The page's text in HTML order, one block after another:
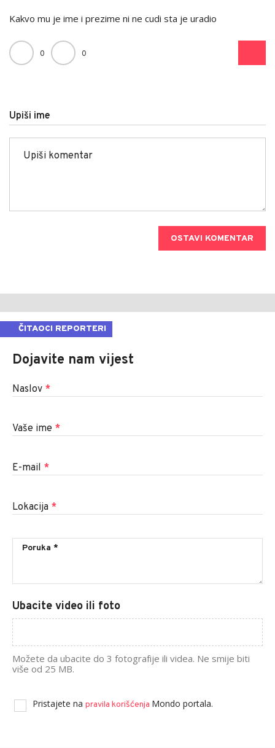
Kakvo mu je ime i prezime ni ne cudi sta je uradio
0 0
Upiši ime
OSTAVI KOMENTAR
ČITAOCI REPORTERI
Dojavite nam vijest
Naslov *
Vaše ime *
E-mail *
Lokacija *
Ubacite video ili foto
Možete da ubacite do 3 fotografije ili videa. Ne smije biti
više od 25 MB.
Pristajete na pravila korišćenja Mondo portala.